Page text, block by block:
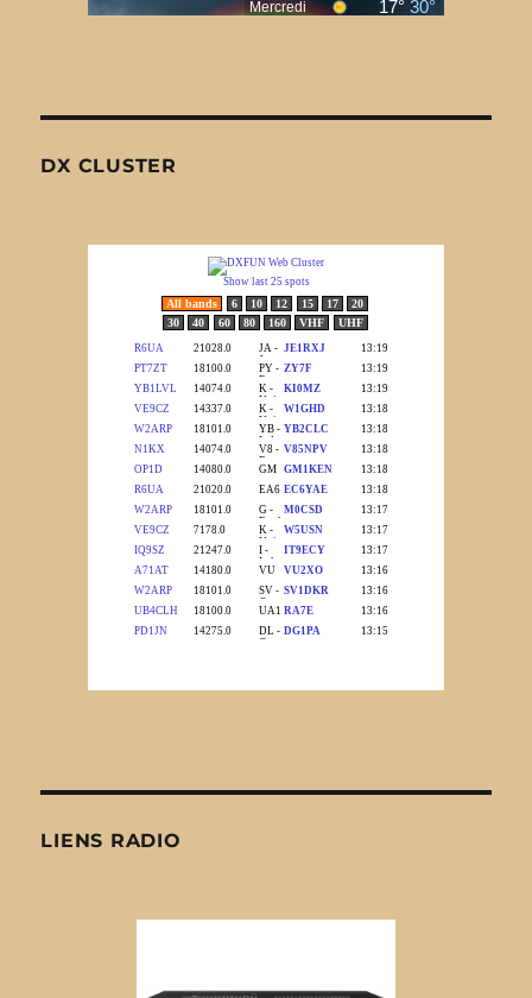
DX CLUSTER
LIENS RADIO